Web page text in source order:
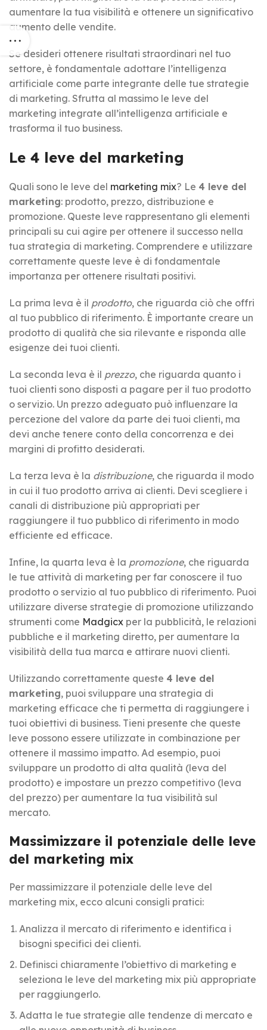
aumentare la tua visibilità e ottenere un significativo
aumento delle vendite.
Se desideri ottenere risultati straordinari nel tuo
settore, è fondamentale adottare l’intelligenza
artificiale come parte integrante delle tue strategie
di marketing. Sfrutta al massimo le leve del
marketing integrate all’intelligenza artificiale e
trasforma il tuo business.
Le 4 leve del marketing
Quali sono le leve del marketing mix? Le 4 leve del
marketing: prodotto, prezzo, distribuzione e
promozione. Queste leve rappresentano gli elementi
principali su cui agire per ottenere il successo nella
tua strategia di marketing. Comprendere e utilizzare
correttamente queste leve è di fondamentale
importanza per ottenere risultati positivi.
La prima leva è il prodotto, che riguarda ciò che offri
al tuo pubblico di riferimento. È importante creare un
prodotto di qualità che sia rilevante e risponda alle
esigenze dei tuoi clienti.
La seconda leva è il prezzo, che riguarda quanto i
tuoi clienti sono disposti a pagare per il tuo prodotto
o servizio. Un prezzo adeguato può influenzare la
percezione del valore da parte dei tuoi clienti, ma
devi anche tenere conto della concorrenza e dei
margini di profitto desiderati.
La terza leva è la distribuzione, che riguarda il modo
in cui il tuo prodotto arriva ai clienti. Devi scegliere i
canali di distribuzione più appropriati per
raggiungere il tuo pubblico di riferimento in modo
efficiente ed efficace.
Infine, la quarta leva è la promozione, che riguarda
le tue attività di marketing per far conoscere il tuo
prodotto o servizio al tuo pubblico di riferimento. Puoi
utilizzare diverse strategie di promozione utilizzando
strumenti come Madgicx per la pubblicità, le relazioni
pubbliche e il marketing diretto, per aumentare la
visibilità della tua marca e attirare nuovi clienti.
Utilizzando correttamente queste 4 leve del
marketing, puoi sviluppare una strategia di
marketing efficace che ti permetta di raggiungere i
tuoi obiettivi di business. Tieni presente che queste
leve possono essere utilizzate in combinazione per
ottenere il massimo impatto. Ad esempio, puoi
sviluppare un prodotto di alta qualità (leva del
prodotto) e impostare un prezzo competitivo (leva
del prezzo) per aumentare la tua visibilità sul
mercato.
Massimizzare il potenziale delle leve
del marketing mix
Per massimizzare il potenziale delle leve del
marketing mix, ecco alcuni consigli pratici:
Analizza il mercato di riferimento e identifica i
bisogni specifici dei clienti.
Definisci chiaramente l’obiettivo di marketing e
seleziona le leve del marketing mix più appropriate
per raggiungerlo.
Adatta le tue strategie alle tendenze di mercato e